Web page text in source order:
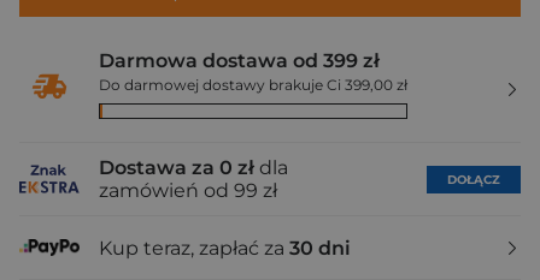
Darmowa dostawa od 399 zł
Do darmowej dostawy brakuje Ci 399,00 zł
Dostawa za 0 zł dla
zamówień od 99 zł
DOŁĄCZ
Kup teraz, zapłać za 30 dni